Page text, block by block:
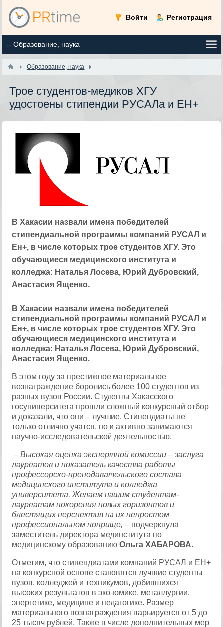
Войти Регистрация
Образование, наука
Трое студентов-медиков ХГУ
удостоены стипендии РУСАЛа и ЕН+
В Хакасии назвали имена победителей
стипендиальной программы компаний РУСАЛ и
Ен+, в числе которых трое студентов ХГУ. Это
обучающиеся медицинского института и
колледжа: Наталья Лосева, Юрий Дубровский,
Анастасия Ященко.
В Хакасии назвали имена победителей
стипендиальной программы компаний РУСАЛ и
Ен+, в числе которых трое студентов ХГУ. Это
обучающиеся медицинского института и
колледжа: Наталья Лосева, Юрий Дубровский,
Анастасия Ященко.
В этом году за престижное материальное
вознаграждение боролись более 100 студентов из
разных вузов России. Студенты Хакасского
госуниверситета прошли сложный конкурсный отбор
и доказали, что они – лучшие. Стипендиаты не
только отлично учатся, но и активно занимаются
научно-исследовательской деятельностью.
­ – Высокая оценка экспертной комиссии – заслуга
лауреатов и показатель качества работы
профессорско-преподавательского состава
медицинского института и колледжа
университета. Желаем нашим студентам-
лауреатам покорения новых горизонтов и
блестящих перспектив на их непростом
профессиональном поприще, – подчеркнула
заместитель директора мединститута по
медицинскому образованиюОльга ХАБАРОВА.
Отметим, что стипендиатами компаний РУСАЛ и ЕН+
на конкурсной основе становятся лучшие студенты
вузов, колледжей и техникумов, добившихся
высоких результатов в экономике, металлургии,
энергетике, медицине и педагогике. Размер
материального вознаграждения варьируется от 5 до
25 тысяч рублей. Также в числе дополнительных мер